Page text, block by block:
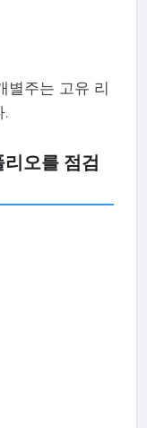
별주는 고유 리
.
오를 점검